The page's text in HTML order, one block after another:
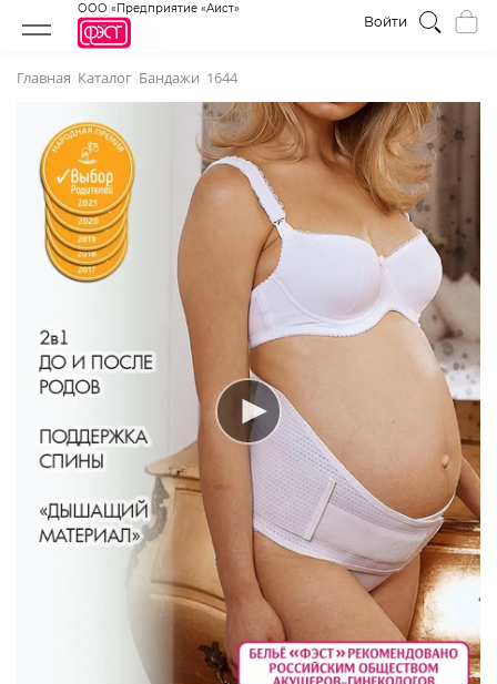
ООО «Предприятие «Аист»
Войти
Главная Каталог Бандажи 1644